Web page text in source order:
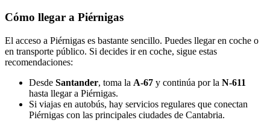
Cómo llegar a Piérnigas
El acceso a Piérnigas es bastante sencillo. Puedes llegar en coche o
en transporte público. Si decides ir en coche, sigue estas
recomendaciones:
Desde Santander, toma la A-67 y continúa por la N-611
hasta llegar a Piérnigas.
Si viajas en autobús, hay servicios regulares que conectan
Piérnigas con las principales ciudades de Cantabria.